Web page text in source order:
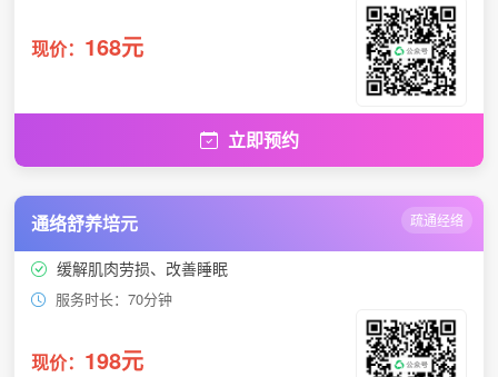
现价： 168元
立即预约
通络舒养培元 疏通经络
缓解肌肉劳损、改善睡眠
服务时长：70分钟
现价： 198元